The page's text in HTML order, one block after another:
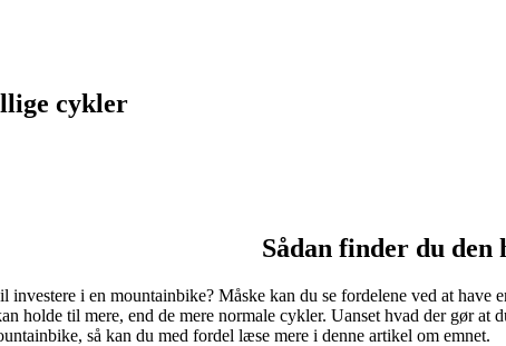
cykler
Sådan finder du
investere i en mountainbike? Måske kan du se fordelene ved at
holde til mere, end de mere normale cykler. Uanset hvad der gør
så kan du med fordel læse mere i denne artikel om emnet.